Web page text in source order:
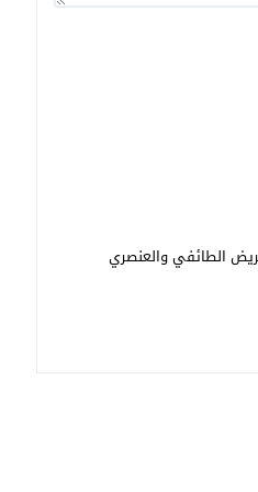
الطائفي والعنصري